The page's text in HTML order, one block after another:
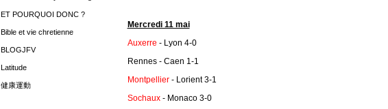
ET POURQUOI DONC ?
Bible et vie chretienne
BLOGJFV
Latitude
健康運動
Mercredi 11 mai
Auxerre - Lyon 4-0
Rennes - Caen 1-1
Montpellier- Lorient 3-1
Sochaux- Monaco 3-0